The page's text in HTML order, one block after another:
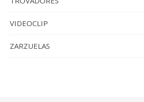
VIDEOCLIP
ZARZUELAS